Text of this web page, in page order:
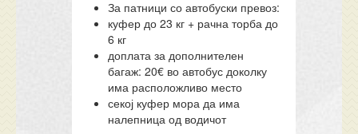
За патници со автобуски превоз:
куфер до 23 кг + рачна торба до
6 кг
доплата за дополнителен
багаж: 20€ во автобус доколку
има расположливо место
секој куфер мора да има
налепница од водичот